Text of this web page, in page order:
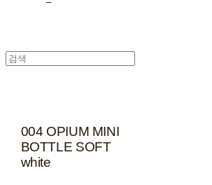
004 OPIUM MINI
BOTTLE SOFT
white